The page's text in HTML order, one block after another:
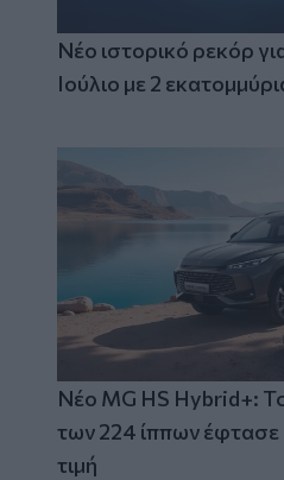
Νέο ιστορικό ρεκόρ
Ιούλιο με 2
Νέο MG HS Hybrid+:
των 224 ίππων έφτασε
τιμή